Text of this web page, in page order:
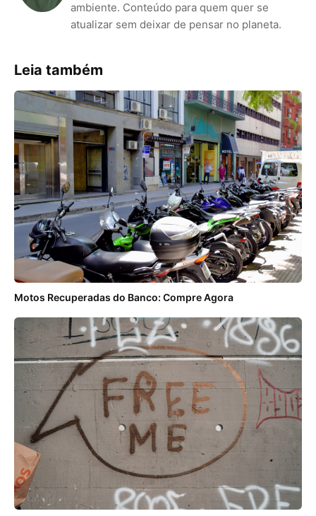
ambiente. Conteúdo para quem quer se
atualizar sem deixar de pensar no planeta.
Leia também
Motos Recuperadas do Banco: Compre Agora